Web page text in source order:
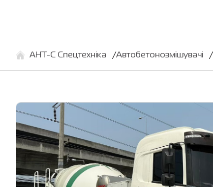
АНТ-С Спецтехніка Автобетонозмішувачі